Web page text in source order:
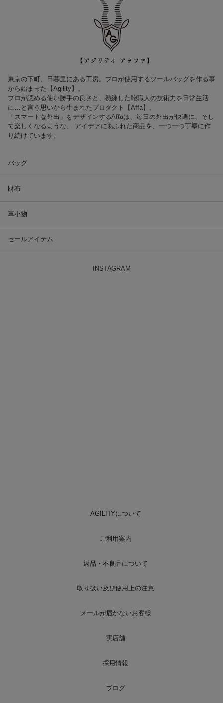
東京の下町、日暮里にある工房。プロが使用するツールバッグを作る事
から始まった【Agility】。
プロが認める使い勝手の良さと、熟練した鞄職人の技術力を日常生活
に…と言う思いから生まれたプロダクト【Affa】。
「スマートな外出」をデザインするAffaは、毎日の外出が快適に、そし
て楽しくなるような、 アイデアにあふれた商品を、一つ一つ丁寧に作
り続けています。
バッグ
財布
革小物
セールアイテム
INSTAGRAM
AGILITYについて
ご利用案内
返品・不良品について
取り扱い及び使用上の注意
メールが届かないお客様
実店舗
採用情報
ブログ